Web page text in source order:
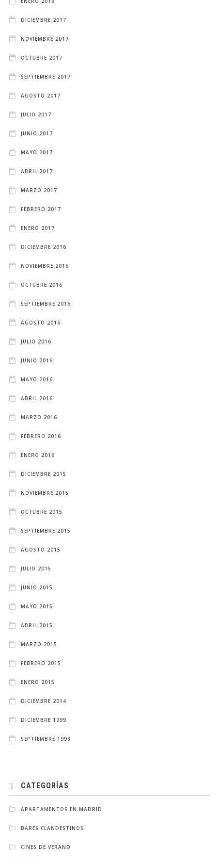
DICIEMBRE 2017
NOVIEMBRE 2017
OCTUBRE 2017
SEPTIEMBRE 2017
AGOSTO 2017
JULIO 2017
JUNIO 2017
MAYO 2017
ABRIL 2017
MARZO 2017
FEBRERO 2017
ENERO 2017
DICIEMBRE 2016
NOVIEMBRE 2016
OCTUBRE 2016
SEPTIEMBRE 2016
AGOSTO 2016
JULIO 2016
JUNIO 2016
MAYO 2016
ABRIL 2016
MARZO 2016
FEBRERO 2016
ENERO 2016
DICIEMBRE 2015
NOVIEMBRE 2015
OCTUBRE 2015
SEPTIEMBRE 2015
AGOSTO 2015
JULIO 2015
JUNIO 2015
MAYO 2015
ABRIL 2015
MARZO 2015
FEBRERO 2015
ENERO 2015
DICIEMBRE 2014
DICIEMBRE 1999
SEPTIEMBRE 1998
CATEGORÍAS
APARTAMENTOS EN MADRID
BARES CLANDESTINOS
CINES DE VERANO